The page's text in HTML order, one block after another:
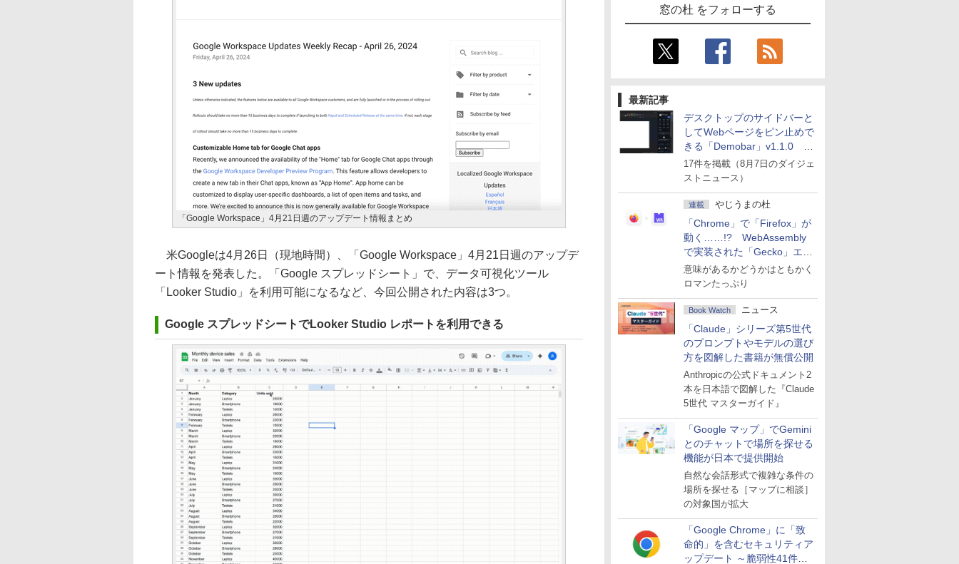
窓の杜 をフォローする
最新記事
デスクトップのサイドバーと
してWebページをピン止めで
きる「Demobar」v1.1.0 ほ
か
17件を掲載（8月7日のダイジェ
ストニュース）
連載 やじうまの杜
「Chrome」で「Firefox」が
動く……!? WebAssembly
で実装された「Gecko」エン
ジン
意味があるかどうかはともかく
ロマンたっぷり
Book Watch ニュース
「Claude」シリーズ第5世代
のプロンプトやモデルの選び
方を図解した書籍が無償公開
Anthropicの公式ドキュメント2
本を日本語で図解した『Claude
5世代 マスターガイド』
「Google マップ」でGemini
とのチャットで場所を探せる
機能が日本で提供開始
自然な会話形式で複雑な条件の
場所を探せる［マップに相談］
の対象国が拡大
「Google Chrome」に「致
命的」を含むセキュリティア
ップデート ～脆弱性41件に
「Google Workspace」4月21日週のアップデート情報まとめ
米Googleは4月26日（現地時間）、「Google Workspace」4月21日週のアップデ
ート情報を発表した。「Google スプレッドシート」で、データ可視化ツール
「Looker Studio」を利用可能になるなど、今回公開された内容は3つ。
Google スプレッドシートでLooker Studio レポートを利用できる